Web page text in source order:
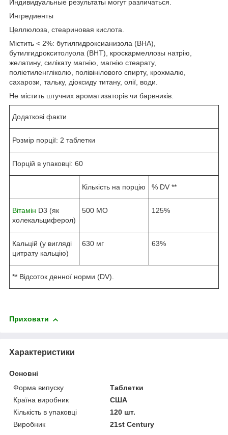
Индивидуальные результаты могут различаться.
Ингредиенты
Целлюлоза, стеариновая кислота.
Містить < 2%: бутилгидроксианизола (BHA),
бутилгидрокситолуола (BHT), кроскармеллозы натрію,
желатину, силікату магнію, магнію стеарату,
поліетиленгліколю, полівінілового спирту, крохмалю,
сахарози, тальку, діоксиду титану, олії, води.
Не містить штучних ароматизаторів чи барвників.
Додаткові факти
Розмір порції: 2 таблетки
Порцій в упаковці: 60
Кількість на порцію % DV **
Вітамін D3 (як
холекальциферол)
500 МО 125%
Кальцій (у вигляді
цитрату кальцію)
630 мг 63%
** Відсоток денної норми (DV).
Приховати
Характеристики
Основні
Форма випуску
Таблетки
Країна виробник
США
Кількість в упаковці
120 шт.
Виробник
21st Century